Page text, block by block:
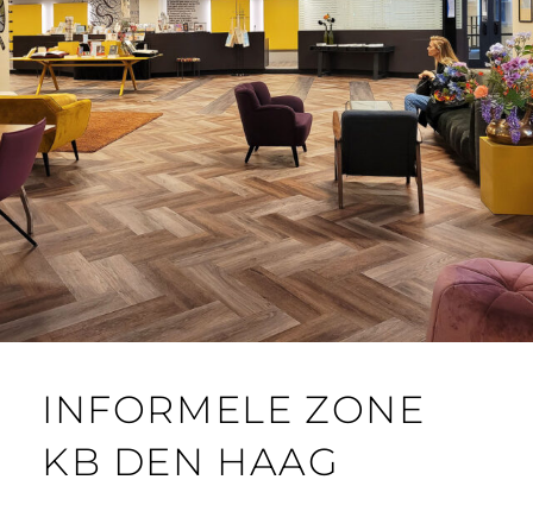
INFORMELE ZONE
KB DEN HAAG